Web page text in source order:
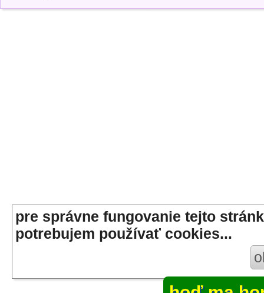
pre správne fungovanie tejto
potrebujem používať cookies...